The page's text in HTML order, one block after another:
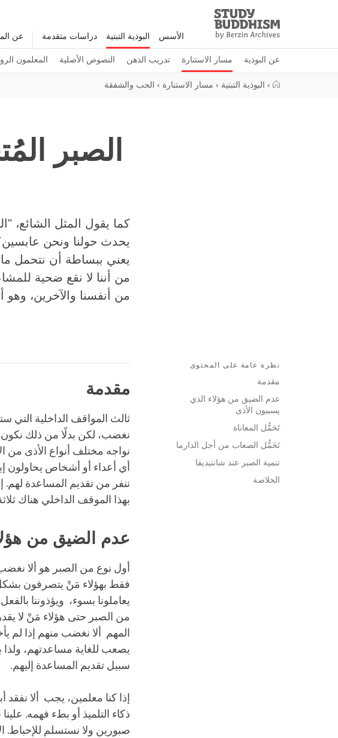
Study
Buddhism
Home
الأسس البوذية التبتية
عن البوذية مسار الاستنارة تدريب الذهن النصوص الأصلية المعلمون
دراسات متقدمة عن
› البوذية التبتية › مسار الاستنارة › الحب والشفقة
الصبر
كما يقول المثل الشائع،
يحدث حولنا ونحن
يعني ببساطة أن نتحمل
من أننا لا نقع ضحية
من أنفسنا والآخرين، وهو
نظرة عامة على المحتوى
مقدمة
عدم الضيق من هؤلاء الذي
يسببون الأذى
تَحَمُّل المعاناة
تَحَمُّل الصعاب من أجل الدارما
تنمية الصبر عند شانتيديفا
الخلاصة
مقدمة
ثالث المواقف الداخلية التي
نغضب، لكن بدلًا من ذلك
نواجه مختلف أنواع الأذى من
أي أعداء أو أشخاص يحاولون
ننفر من تقديم المساعدة لهم.
بهذا الموقف الداخلي هناك
عدم الضيق من
أول نوع من الصبر هو ألا نغضب
فقط بهؤلاء مَنْ يتصرفون
يعاملونا بسوء، ويؤذوننا
من الصبر حتى هؤلاء مَنْ لا
المهم ألا نغضب منهم إذا لم
يصعب للغاية مساعدتهم،
سبيل تقديم المساعدة إليهم.
إذا كنا معلمين، يجب ألا
ذكاء التلميذ أو بطء فهمه.
صبورين ولا نستسلم للإحباط.